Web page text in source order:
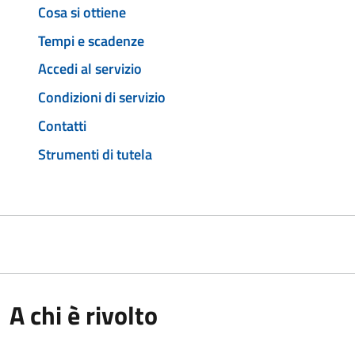
Cosa si ottiene
Tempi e scadenze
Accedi al servizio
Condizioni di servizio
Contatti
Strumenti di tutela
A chi è rivolto